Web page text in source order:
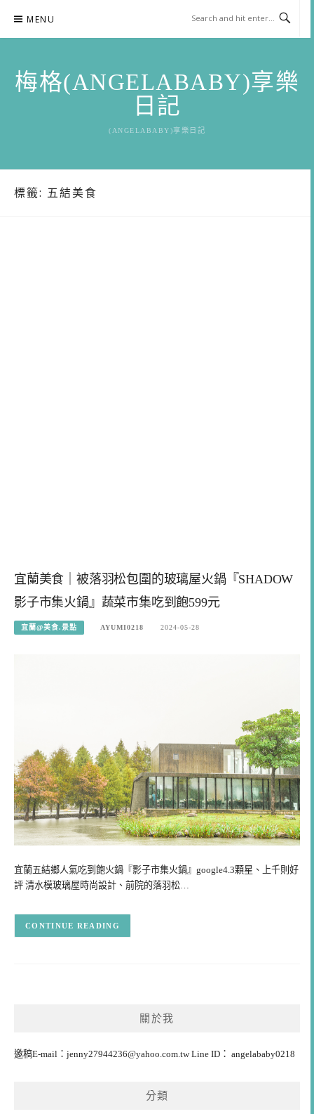
content
MENU
梅格(ANGELABABY)享樂
日記
(ANGELABABY)享樂日記
標籤: 五結美食
宜蘭美食｜被落羽松包圍的玻璃屋火鍋『SHADOW
影子市集火鍋』蔬菜市集吃到飽599元
宜蘭@美食.景點 AYUMI0218 2024-05-28
宜蘭五結鄉人氣吃到飽火鍋『影子市集火鍋』google4.3顆星、上千則好
評 清水模玻璃屋時尚設計、前院的落羽松…
CONTINUE READING
關於我
邀稿E-mail： jenny27944236@yahoo.com.twLine ID： angelababy0218
分類